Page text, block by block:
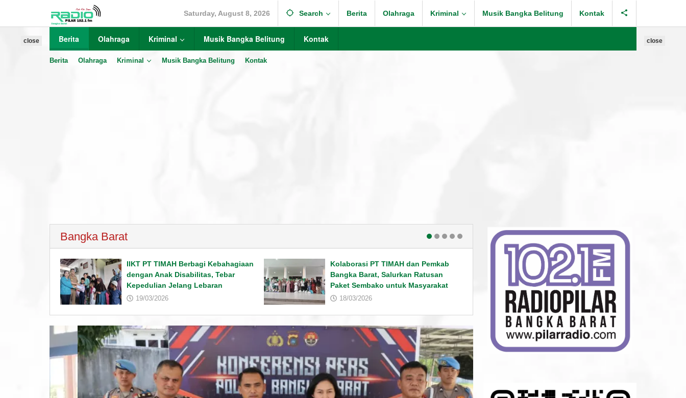
content
Saturday, August 8, 2026 Search Berita Olahraga Kriminal Musik Bangka Belitung Kontak
Berita Olahraga Kriminal Musik Bangka Belitung Kontak
Berita Olahraga Kriminal Musik Bangka Belitung Kontak
close close
Bangka Barat
IIKT PT TIMAH Berbagi Kebahagiaan
dengan Anak Disabilitas, Tebar
Kepedulian Jelang Lebaran
19/03/2026
Kolaborasi PT TIMAH dan Pemkab
Bangka Barat, Salurkan Ratusan
Paket Sembako untuk Masyarakat
18/03/2026